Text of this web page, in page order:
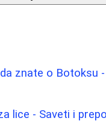
znate o Botoksu
lice - Saveti i